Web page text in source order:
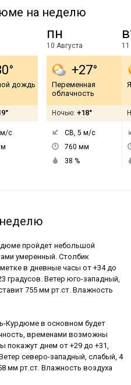
на неделю
дождь
с
пн
10 Августа
+27°
Переменная
облачность
Ночью: +18°
СВ, 5 м/с
760 мм
38 %
11
пройдет небольшой
умеренный. Столбик
в дневные часы от +34 до
градусов. Ветер юго-западный,
755 мм рт.ст. Влажность
Курдюме в основном будет
временами возможны
покажут днем от +29 до +31,
северо-западный, слабый, 4
мм рт.ст. Влажность воздуха